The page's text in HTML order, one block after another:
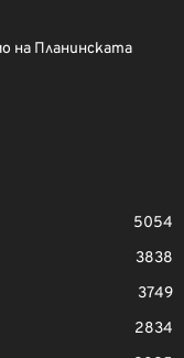
на Планинската
5054
3838
3749
2834